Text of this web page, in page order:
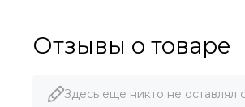
Отзывы о товаре
Здесь еще никто не оставлял